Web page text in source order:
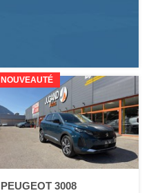
NOUVEAUTÉ
PEUGEOT 3008